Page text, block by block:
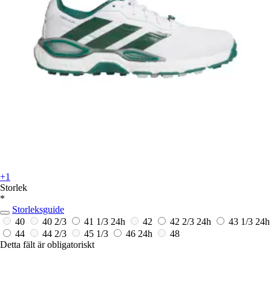
+1
Storlek
*
Storleksguide
40
40 2/3 41 1/3 24h 42 42 2/3 24h 43 1/3 24h
44
44 2/3 45 1/3 46 24h
48
Detta fält är obligatoriskt